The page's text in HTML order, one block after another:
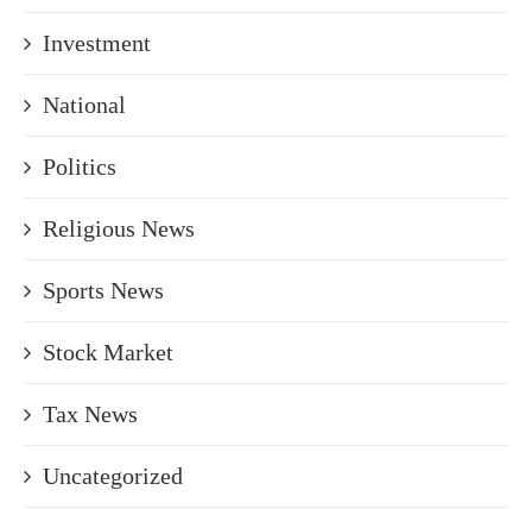
Investment
National
Politics
Religious News
Sports News
Stock Market
Tax News
Uncategorized